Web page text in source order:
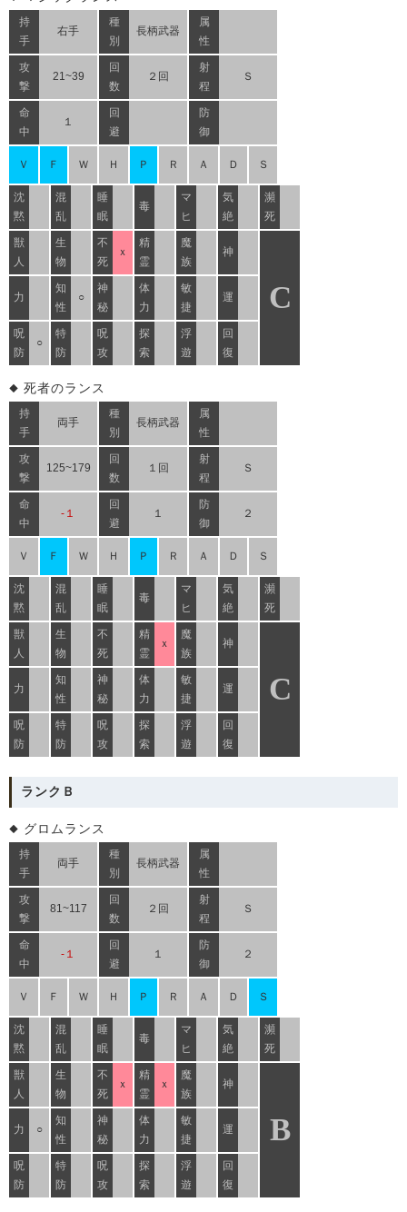
持
手
右手
種
別
長柄武器
属
性
攻
撃
21~39
回
数
２回
射
程
Ｓ
命
中
１
回
避
防
御
Ｖ Ｆ Ｗ Ｈ Ｐ Ｒ Ａ Ｄ Ｓ
沈
黙
混
乱
睡
眠
毒
マ
ヒ
気
絶
瀕
死
獣
人
生
物
不
死
ｘ
精
霊
魔
族
神
C
力
知
性
○
神
秘
体
力
敏
捷
運
呪
防
○
特
防
呪
攻
探
索
浮
遊
回
復
死者のランス
持
手
両手
種
別
長柄武器
属
性
攻
撃
125~179
回
数
１回
射
程
Ｓ
命
中
-１
回
避
１
防
御
２
Ｖ Ｆ Ｗ Ｈ Ｐ Ｒ Ａ Ｄ Ｓ
沈
黙
混
乱
睡
眠
毒
マ
ヒ
気
絶
瀕
死
獣
人
生
物
不
死
精
霊
ｘ
魔
族
神
C
力
知
性
神
秘
体
力
敏
捷
運
呪
防
特
防
呪
攻
探
索
浮
遊
回
復
ランクＢ
グロムランス
持
手
両手
種
別
長柄武器
属
性
攻
撃
81~117
回
数
２回
射
程
Ｓ
命
中
-１
回
避
１
防
御
２
Ｖ Ｆ Ｗ Ｈ Ｐ Ｒ Ａ Ｄ Ｓ
沈
黙
混
乱
睡
眠
毒
マ
ヒ
気
絶
瀕
死
獣
人
生
物
不
死
ｘ
精
霊
ｘ
魔
族
神
B
力 ○
知
性
神
秘
体
力
敏
捷
運
呪
防
特
防
呪
攻
探
索
浮
遊
回
復